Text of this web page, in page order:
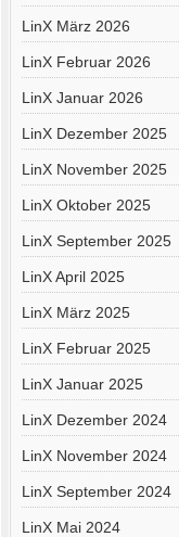
LinX März 2026
LinX Februar 2026
LinX Januar 2026
LinX Dezember 2025
LinX November 2025
LinX Oktober 2025
LinX September 2025
LinX April 2025
LinX März 2025
LinX Februar 2025
LinX Januar 2025
LinX Dezember 2024
LinX November 2024
LinX September 2024
LinX Mai 2024